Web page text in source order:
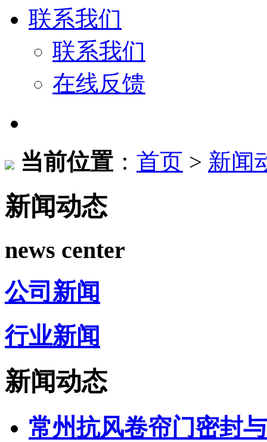
联系我们
联系我们
在线反馈
当前位置 ： 首页 > 新闻
新闻动态
news center
公司新闻
行业新闻
新闻动态
常州抗风卷帘门密封